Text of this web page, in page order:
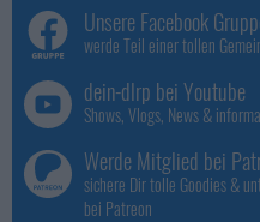
Unsere Facebook
werde Teil einer tollen
dein-dlrp bei Youtube
Shows, Vlogs, News &
Werde Mitglied bei
sichere Dir tolle Goodies &
bei Patreon